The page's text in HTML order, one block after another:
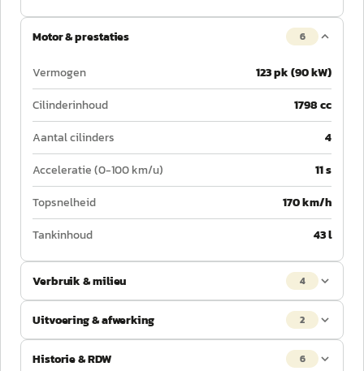
Motor & prestaties 6
Vermogen
123 pk (90 kW)
Cilinderinhoud
1798 cc
Aantal cilinders
4
Acceleratie (0-100 km/u)
11 s
Topsnelheid
170 km/h
Tankinhoud
43 l
Verbruik & milieu 4
Uitvoering & afwerking 2
Historie & RDW 6